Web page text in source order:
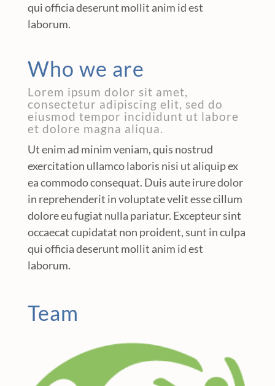
qui officia deserunt mollit anim id est
laborum.
Who we are
Lorem ipsum dolor sit amet,
consectetur adipiscing elit, sed do
eiusmod tempor incididunt ut labore
et dolore magna aliqua.
Ut enim ad minim veniam, quis nostrud
exercitation ullamco laboris nisi ut aliquip ex
ea commodo consequat. Duis aute irure dolor
in reprehenderit in voluptate velit esse cillum
dolore eu fugiat nulla pariatur. Excepteur sint
occaecat cupidatat non proident, sunt in culpa
qui officia deserunt mollit anim id est
laborum.
Team